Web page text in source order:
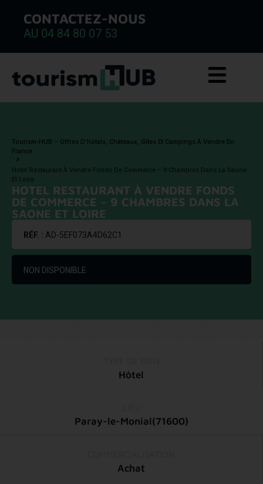
CONTACTEZ-NOUS
AU 04 84 80 07 53
Tourism-HUB – Offres D’hôtels, Châteaux, Gîtes Et Campings À Vendre En
France
Hotel Restaurant À Vendre Fonds De Commerce – 9 Chambres Dans La Saone
Et Loire
HOTEL RESTAURANT À VENDRE FONDS
DE COMMERCE – 9 CHAMBRES DANS LA
SAONE ET LOIRE
RÉF. : AD-5EF073A4D62C1
NON DISPONIBLE
Hôtel
Paray-le-Monial(71600)
Achat